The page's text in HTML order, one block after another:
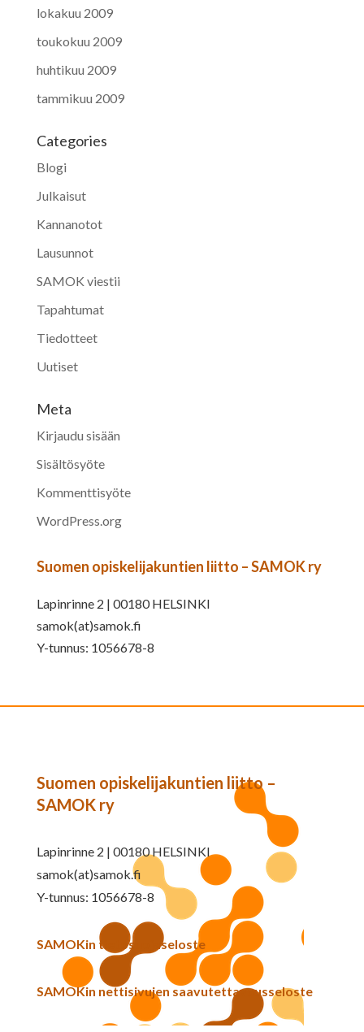
lokakuu 2009
toukokuu 2009
huhtikuu 2009
tammikuu 2009
Categories
Blogi
Julkaisut
Kannanotot
Lausunnot
SAMOK viestii
Tapahtumat
Tiedotteet
Uutiset
Meta
Kirjaudu sisään
Sisältösyöte
Kommenttisyöte
WordPress.org
Suomen opiskelijakuntien liitto – SAMOK ry
Lapinrinne 2 | 00180 HELSINKI
samok(at)samok.fi
Y-tunnus: 1056678-8
Suomen opiskelijakuntien liitto –
SAMOK ry
Lapinrinne 2 | 00180 HELSINKI
samok(at)samok.fi
Y-tunnus: 1056678-8
SAMOKin tietosuojaseloste
SAMOKin nettisivujen saavutettavuusseloste